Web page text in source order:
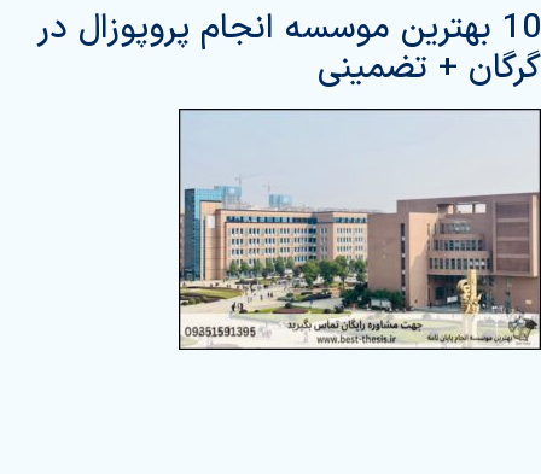
10 بهترین موسسه انجام پروپوزال در
گرگان + تضمینی